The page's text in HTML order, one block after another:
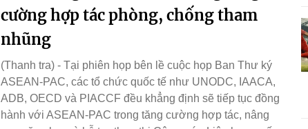
cường hợp tác phòng, chống tham
nhũng
(Thanh tra) - Tại phiên họp bên lề cuộc họp Ban Thư ký
ASEAN-PAC, các tổ chức quốc tế như UNODC, IAACA,
ADB, OECD và PIACCF đều khẳng định sẽ tiếp tục đồng
hành với ASEAN-PAC trong tăng cường hợp tác, nâng